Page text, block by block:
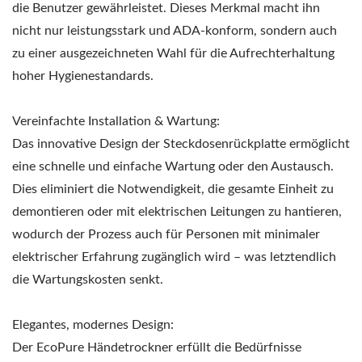
die Benutzer gewährleistet. Dieses Merkmal macht ihn
nicht nur leistungsstark und ADA-konform, sondern auch
zu einer ausgezeichneten Wahl für die Aufrechterhaltung
hoher Hygienestandards.
Vereinfachte Installation & Wartung:
Das innovative Design der Steckdosenrückplatte ermöglicht
eine schnelle und einfache Wartung oder den Austausch.
Dies eliminiert die Notwendigkeit, die gesamte Einheit zu
demontieren oder mit elektrischen Leitungen zu hantieren,
wodurch der Prozess auch für Personen mit minimaler
elektrischer Erfahrung zugänglich wird – was letztendlich
die Wartungskosten senkt.
Elegantes, modernes Design:
Der EcoPure Händetrockner erfüllt die Bedürfnisse